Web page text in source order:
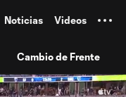
Noticias Videos
Cambio de Frente